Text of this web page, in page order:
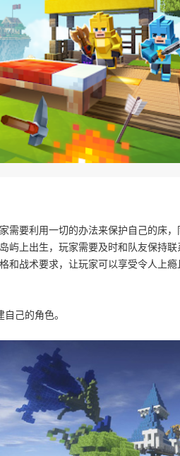
需要利用一切的办法来保护自己的床
屿上出生，玩家需要及时和队友保持
和战术要求，让玩家可以享受令人上
己的角色。